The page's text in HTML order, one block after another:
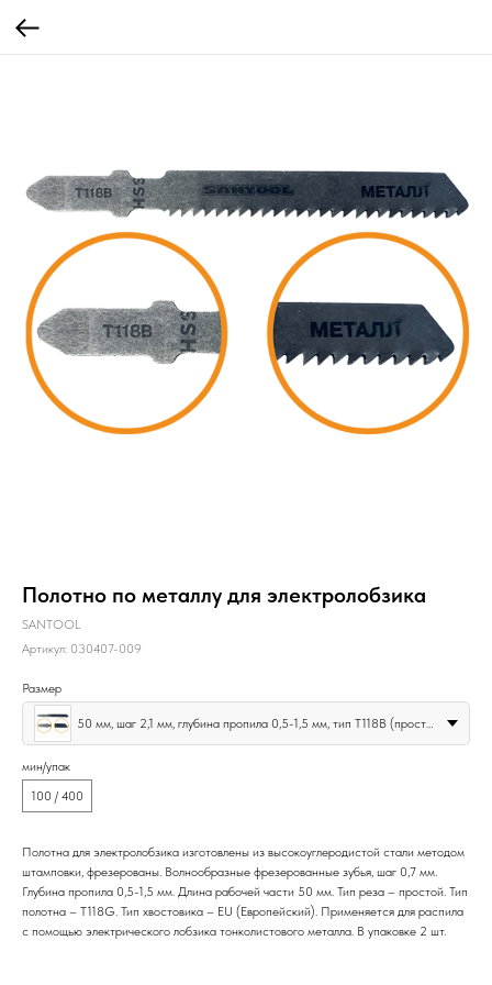
Полотно по металлу для электролобзика
SANTOOL
Артикул: 030407-009
Размер
50 мм, шаг 2,1 мм, глубина пропила 0,5-1,5 мм, тип T118B (простой рез), хвостовик EU, 2 шт
мин/упак
100 / 400
Полотна для электролобзика изготовлены из высокоуглеродистой стали методом
штамповки, фрезерованы. Волнообразные фрезерованные зубья, шаг 0,7 мм.
Глубина пропила 0,5-1,5 мм. Длина рабочей части 50 мм. Тип реза – простой. Тип
полотна – T118G. Тип хвостовика – EU (Европейский). Применяется для распила
с помощью электрического лобзика тонколистового металла. В упаковке 2 шт.